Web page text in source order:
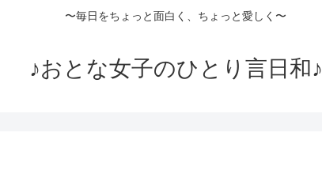
〜毎日をちょっと面白く、ちょっと愛しく〜
♪おとな女子のひとり言日和♪